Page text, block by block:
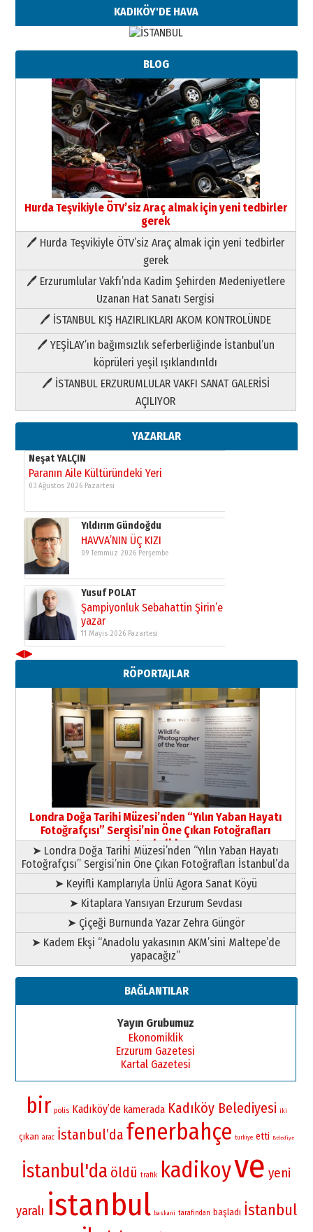
KADIKÖY'DE HAVA
BLOG
Hurda Teşvikiyle ÖTV’siz Araç almak için yeni tedbirler
gerek
🖊 Hurda Teşvikiyle ÖTV’siz Araç almak için yeni tedbirler
gerek
🖊 Erzurumlular Vakfı’nda Kadim Şehirden Medeniyetlere
Uzanan Hat Sanatı Sergisi
🖊 İSTANBUL KIŞ HAZIRLIKLARI AKOM KONTROLÜNDE
🖊 YEŞİLAY’ın bağımsızlık seferberliğinde İstanbul’un
köprüleri yeşil ışıklandırıldı
🖊 İSTANBUL ERZURUMLULAR VAKFI SANAT GALERİSİ
AÇILIYOR
YAZARLAR
Paranın Aile Kültüründeki Yeri
03 Ağustos 2026 Pazartesi
Yıldırım Gündoğdu
HAVVA’NIN ÜÇ KIZI
09 Temmuz 2026 Perşembe
Yusuf POLAT
Şampiyonluk Sebahattin Şirin’e
11 Mayıs 2026 Pazartesi
Neşat YALÇIN
Paranın Aile Kültüründeki Yeri
03 Ağustos 2026 Pazartesi
Yıldırım Gündoğdu
HAVVA’NIN ÜÇ KIZI
09 Temmuz 2026 Perşembe
Yusuf POLAT
Şampiyonluk Sebahattin Şirin’e
yazar
11 Mayıs 2026 Pazartesi
Neşat YALÇIN
Paranın Aile Kültüründeki Yeri
03 Ağustos 2026 Pazartesi
Yıldırım Gündoğdu
HAVVA’NIN ÜÇ KIZI
09 Temmuz 2026 Perşembe
Yusuf POLAT
Şampiyonluk Sebahattin Şirin’e
yazar
11 Mayıs 2026 Pazartesi
◀▶
RÖPORTAJLAR
Londra Doğa Tarihi Müzesi’nden “Yılın Yaban Hayatı
Fotoğrafçısı” Sergisi’nin Öne Çıkan Fotoğrafları
İstanbul’da
➤ Londra Doğa Tarihi Müzesi’nden “Yılın Yaban Hayatı
Fotoğrafçısı” Sergisi’nin Öne Çıkan Fotoğrafları İstanbul’da
➤ Keyifli Kamplarıyla Ünlü Agora Sanat Köyü
➤ Kitaplara Yansıyan Erzurum Sevdası
➤ Çiçeği Burnunda Yazar Zehra Güngör
➤ Kadem Ekşi “Anadolu yakasının AKM’sini Maltepe’de
yapacağız”
BAĞLANTILAR
Yayın Grubumuz
Ekonomiklik
Erzurum Gazetesi
Kartal Gazetesi
bir polis Kadıköy’de kamerada Kadıköy Belediyesi iki
çıkan arac İstanbul’da fenerbahçe turkiye etti Belediye
İstanbul'da öldü trafik kadikoyve yeni
yaralı istanbul baskani tarafından başladı İstanbul